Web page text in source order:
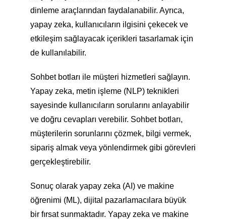
dinleme araçlarından faydalanabilir. Ayrıca,
yapay zeka, kullanıcıların ilgisini çekecek ve
etkileşim sağlayacak içerikleri tasarlamak için
de kullanılabilir.
Sohbet botları ile müşteri hizmetleri sağlayın.
Yapay zeka, metin işleme (NLP) teknikleri
sayesinde kullanıcıların sorularını anlayabilir
ve doğru cevapları verebilir. Sohbet botları,
müşterilerin sorunlarını çözmek, bilgi vermek,
sipariş almak veya yönlendirmek gibi görevleri
gerçekleştirebilir.
Sonuç olarak yapay zeka (AI) ve makine
öğrenimi (ML), dijital pazarlamacılara büyük
bir fırsat sunmaktadır. Yapay zeka ve makine